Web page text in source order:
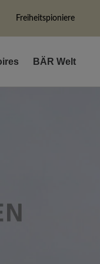
Freiheitspioniere
BÄR Welt